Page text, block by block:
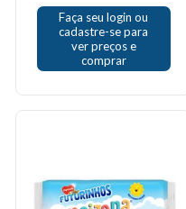
Faça seu login ou
cadastre-se para
ver preços e
comprar